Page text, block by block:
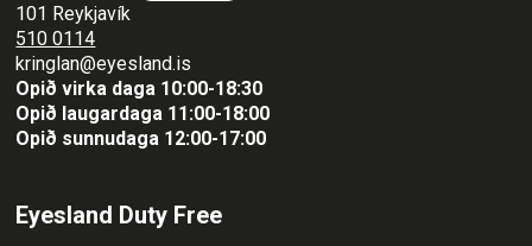
101 Reykjavík
510 0114
kringlan@eyesland.is
Opið virka daga 10:00-18:30
Opið laugardaga 11:00-18:00
Opið sunnudaga 12:00-17:00
Eyesland Duty Free